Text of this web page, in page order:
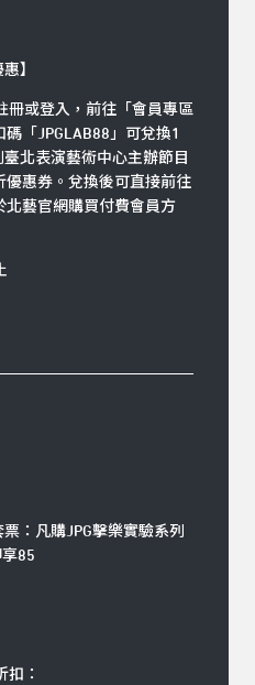
】
冊或登入 ，前往「會員專區
「JPGLAB88」可兌換1
北表演藝術中心主辦節目
惠券。兌換後可直接前往
北藝官網購買付費會員方
票：凡購JPG擊樂實驗系列
85
扣：